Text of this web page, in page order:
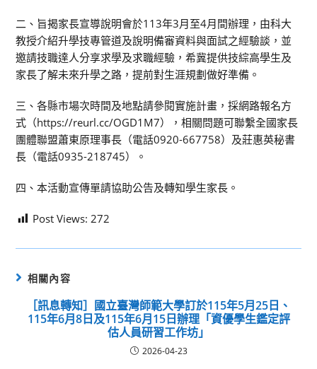
二、旨揭家長宣導說明會於113年3月至4月間辦理，由科大
教授介紹升學技專管道及說明備審資料與面試之經驗談，並
邀請技職達人分享求學及求職經驗，希冀提供技綜高學生及
家長了解未來升學之路，提前對生涯規劃做好準備。
三、各縣市場次時間及地點請參閱實施計畫，採網路報名方
式（https://reurl.cc/OGD1M7），相關問題可聯繫全國家長
團體聯盟蕭東原理事長（電話0920-667758）及莊惠英秘書
長（電話0935-218745）。
四、本活動宣傳單請協助公告及轉知學生家長。
Post Views: 272
相關內容
［訊息轉知］國立臺灣師範大學訂於115年5月25日、
115年6月8日及115年6月15日辦理「資優學生鑑定評
估人員研習工作坊」
2026-04-23